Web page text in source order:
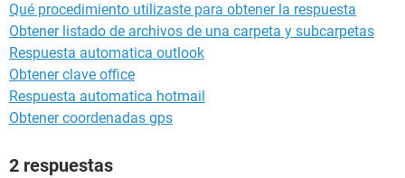
Qué procedimiento utilizaste para obtener la respuesta
Obtener listado de archivos de una carpeta y subcarpetas
Respuesta automatica outlook
Obtener clave office
Respuesta automatica hotmail
Obtener coordenadas gps
2 respuestas